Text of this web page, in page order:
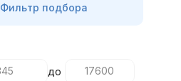
Фильтр подбора
до